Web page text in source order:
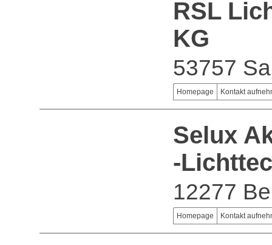
RSL
KG
53757
Homepage Kontakt
Selux
-
12277
Homepage Kontakt